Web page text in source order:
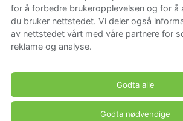
for å forbedre brukeropplevelsen og for å
du bruker nettstedet. Vi deler også
av nettstedet vårt med våre partnere for
reklame og analyse.
Godta alle
Godta nødvendige